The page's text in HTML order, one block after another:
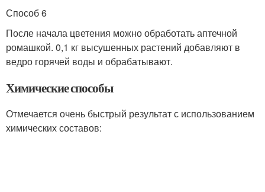
Способ 6
После начала цветения можно обработать аптечной
ромашкой. 0,1 кг высушенных растений добавляют в
ведро горячей воды и обрабатывают.
Химические способы
Отмечается очень быстрый результат с использованием
химических составов: